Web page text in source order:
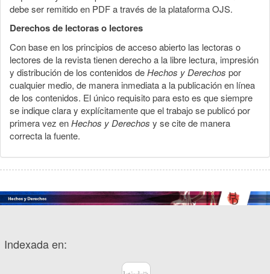
debe ser remitido en PDF a través de la plataforma OJS.
Derechos de lectoras o lectores
Con base en los principios de acceso abierto las lectoras o
lectores de la revista tienen derecho a la libre lectura, impresión
y distribución de los contenidos deHechos y Derechos por
cualquier medio, de manera inmediata a la publicación en línea
de los contenidos. El único requisito para esto es que siempre
se indique clara y explícitamente que el trabajo se publicó por
primera vez enHechos y Derechos y se cite de manera
correcta la fuente.
Indexada en: